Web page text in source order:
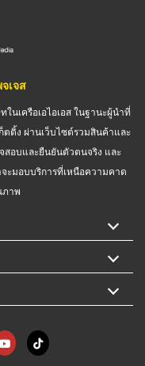
เจส
นเครือเอไอเอส ในฐานะผู้นำที่
ติ้ง ผ่านเว็บไซต์รวมสินค้าและ
สอบและยืนยันตัวตนจริง และ
ะมอบบริการที่เหนือความคาด
าพ